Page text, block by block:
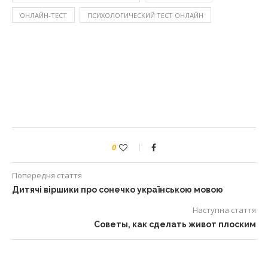
ОНЛАЙН-ТЕСТ ПСИХОЛОГИЧЕСКИЙ ТЕСТ ОНЛАЙН
0
Попередня стаття
Дитячі віршики про сонечко українською мовою
Наступна стаття
Советы, как сделать живот плоским